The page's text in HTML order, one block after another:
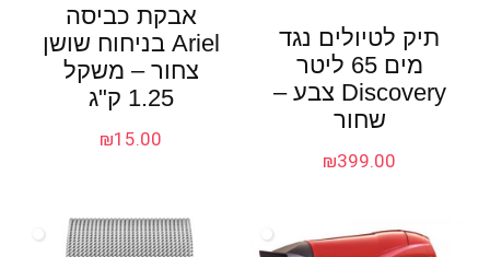
תיק לטיולים נגד
מים 65 ליטר
Discovery צבע –
שחור
₪399.00
אבקת כביסה
Ariel בניחוח שושן
צחור – משקל
1.25 ק"ג
₪15.00